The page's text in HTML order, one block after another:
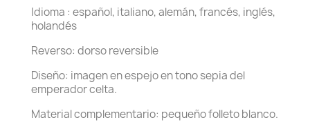
Idioma : español, italiano, alemán, francés, inglés,
holandés
Reverso: dorso reversible
Diseño: imagen en espejo en tono sepia del
emperador celta.
Material complementario: pequeño folleto blanco.